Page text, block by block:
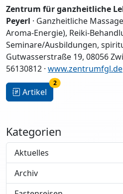
Zentrum für ganzheitliche
Peyerl · Ganzheitliche
Aroma-Energie), Reiki-
Seminare/Ausbildungen,
Gutwasserstraße 19, 08056
56130812 · www.zentrumfgl.de
Artikel
2
Kategorien
Aktuelles
Archiv